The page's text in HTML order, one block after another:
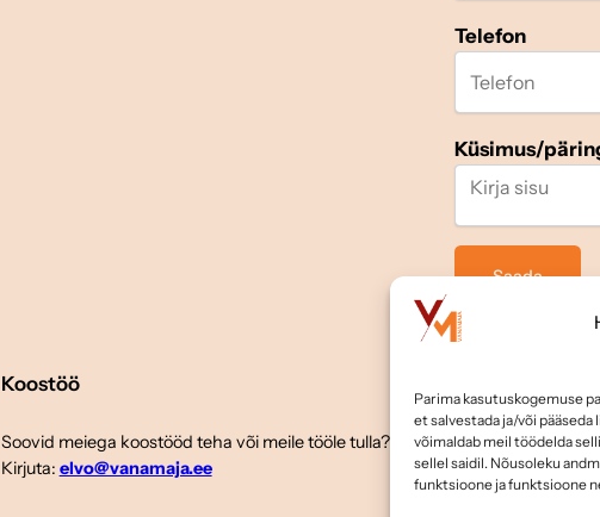
Parima kasutuskogemuse
et salvestada ja/või
võimaldab meil töödelda
sellel saidil. Nõusoleku
funktsioone ja funktsioone
Telefon
Küsimus/
Koostöö
Soovid meiega koostööd teha või meile tööle tulla?
Kirjuta: elvo@vanamaja.ee